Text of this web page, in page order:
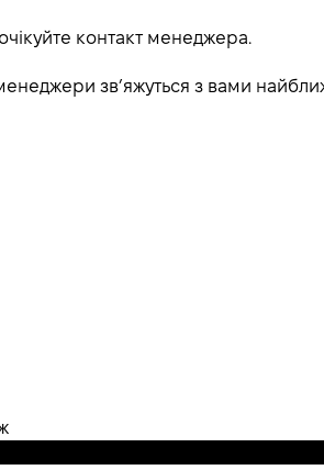
контакт менеджера.
зв’яжуться з вами